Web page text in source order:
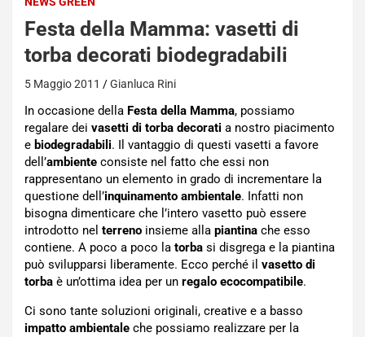
Festa della Mamma: vasetti di
torba decorati biodegradabili
5 Maggio 2011 Gianluca Rini
In occasione della Festa della Mamma, possiamo
regalare dei vasetti di torba decorati a nostro piacimento
e biodegradabili. Il vantaggio di questi vasetti a favore
dell’ambiente consiste nel fatto che essi non
rappresentano un elemento in grado di incrementare la
questione dell’inquinamento ambientale. Infatti non
bisogna dimenticare che l’intero vasetto può essere
introdotto nel terreno insieme alla piantina che esso
contiene. A poco a poco la torba si disgrega e la piantina
può svilupparsi liberamente. Ecco perché il vasetto di
torba è un’ottima idea per un regalo ecocompatibile.
Ci sono tante soluzioni originali, creative e a basso
impatto ambientale che possiamo realizzare per la